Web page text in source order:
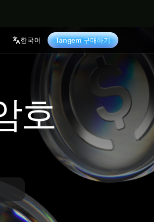
한국어 Tangem 구매하기
호